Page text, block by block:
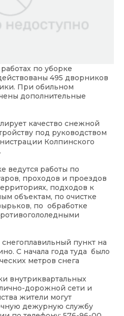
по уборке
495 дворников
При обильном
дополнительные
качество снежной
под руководством
Колпинского
ведутся работы по
проходов и проездов
подходов к
объектам, по очистке
по обработке
пункт на
С начала года туда было
метров снега
внутриквартальных
дорожной сети и
жители могут
дежурную службу